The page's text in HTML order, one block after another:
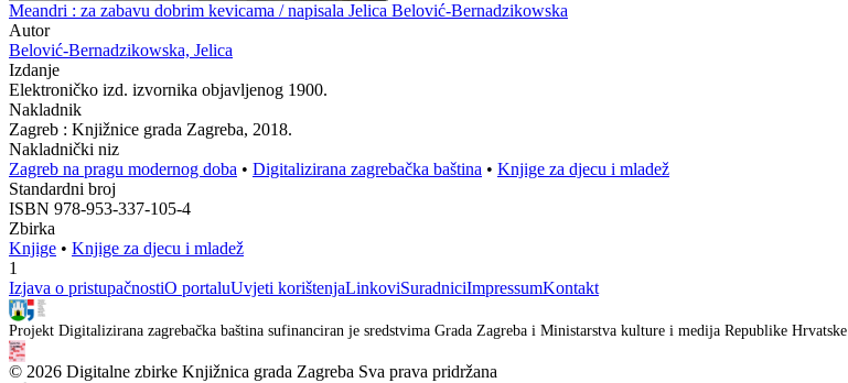
Meandri : za zabavu dobrim kevicama / napisala Jelica Belović-Bernadzikowska
Autor
Belović-Bernadzikowska, Jelica
Izdanje
Elektroničko izd. izvornika objavljenog 1900.
Nakladnik
Zagreb : Knjižnice grada Zagreba, 2018.
Nakladnički niz
Zagreb na pragu modernog doba • Digitalizirana zagrebačka baština • Knjige za djecu i mladež
Standardni broj
ISBN 978-953-337-105-4
Zbirka
Knjige • Knjige za djecu i mladež
1
Izjava o pristupačnostiO portaluUvjeti korištenjaLinkoviSuradniciImpressumKontakt
Projekt Digitalizirana zagrebačka baština sufinanciran je sredstvima Grada Zagreba i Ministarstva kulture i medija Republike Hrvatske
© 2026 Digitalne zbirke Knjižnica grada Zagreba Sva prava pridržana